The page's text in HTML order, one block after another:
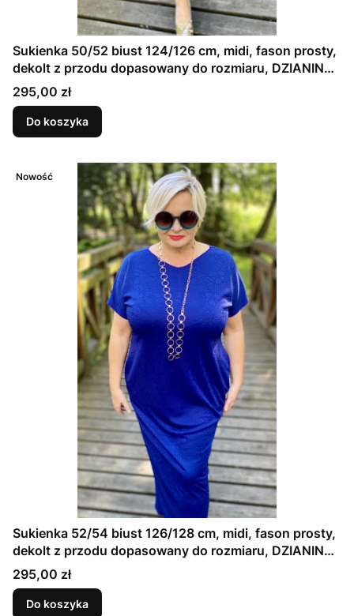
Sukienka 50/52 biust 124/126 cm, midi, fason prosty,
dekolt z przodu dopasowany do rozmiaru, DZIANINA
ŻAKARDOWA PREMIUM, GRANATOWA, TŁOCZONE
KWIAT
Cena
295,00 zł
Do koszyka
Nowość
Sukienka 52/54 biust 126/128 cm, midi, fason prosty,
dekolt z przodu dopasowany do rozmiaru, DZIANINA
ŻAKARDOWA PREMIUM, GRANATOWA, TŁOCZONE
KWIAT
Cena
295,00 zł
Do koszyka